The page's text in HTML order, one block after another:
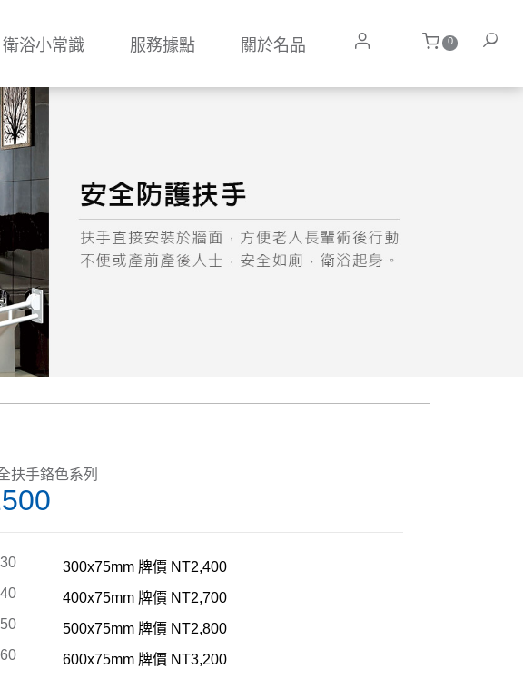
衛浴小常識 服務據點 關於名品 0
扶手鉻色系列
300x75mm 牌價 NT2,400
400x75mm 牌價 NT2,700
500x75mm 牌價 NT2,800
600x75mm 牌價 NT3,200